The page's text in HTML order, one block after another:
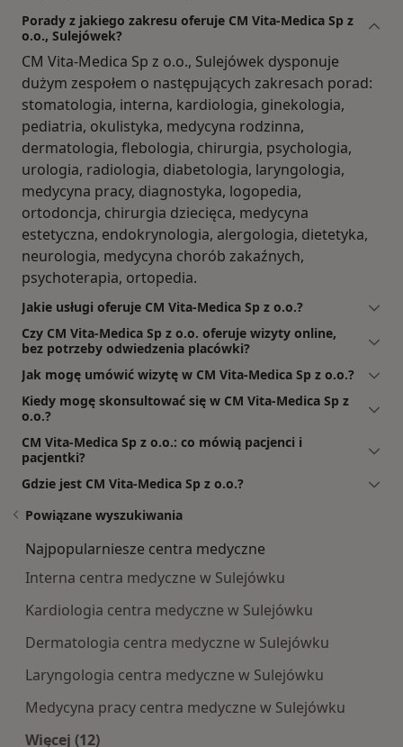
Porady z jakiego zakresu oferuje CM Vita-Medica Sp z
o.o., Sulejówek?
CM Vita-Medica Sp z o.o., Sulejówek dysponuje
dużym zespołem o następujących zakresach porad:
stomatologia, interna, kardiologia, ginekologia,
pediatria, okulistyka, medycyna rodzinna,
dermatologia, flebologia, chirurgia, psychologia,
urologia, radiologia, diabetologia, laryngologia,
medycyna pracy, diagnostyka, logopedia,
ortodoncja, chirurgia dziecięca, medycyna
estetyczna, endokrynologia, alergologia, dietetyka,
neurologia, medycyna chorób zakaźnych,
psychoterapia, ortopedia.
Jakie usługi oferuje CM Vita-Medica Sp z o.o.?
Czy CM Vita-Medica Sp z o.o. oferuje wizyty online,
bez potrzeby odwiedzenia placówki?
Jak mogę umówić wizytę w CM Vita-Medica Sp z o.o.?
Kiedy mogę skonsultować się w CM Vita-Medica Sp z
o.o.?
CM Vita-Medica Sp z o.o.: co mówią pacjenci i
pacjentki?
Gdzie jest CM Vita-Medica Sp z o.o.?
Powiązane wyszukiwania
Najpopularniesze centra medyczne
Interna centra medyczne w Sulejówku
Kardiologia centra medyczne w Sulejówku
Dermatologia centra medyczne w Sulejówku
Laryngologia centra medyczne w Sulejówku
Medycyna pracy centra medyczne w Sulejówku
Więcej (12)